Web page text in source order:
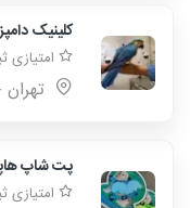
کلینیک
امتیازی
پت شاپ
امتیازی